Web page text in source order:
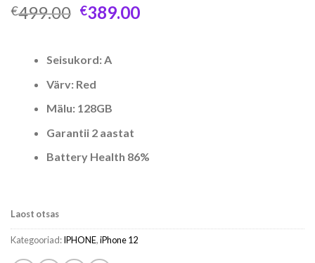
€499.00 Algne
€499.00.
€389.00Praegune
Seisukord: A
Värv: Red
Mälu: 128GB
Garantii 2 aastat
Battery Health 86%
Laost otsas
Kategooriad:IPHONE,iPhone 12